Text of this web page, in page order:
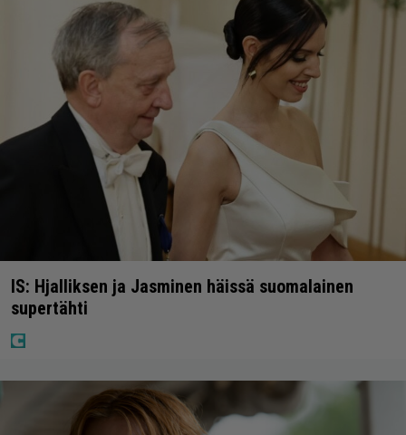
IS: Hjalliksen ja Jasminen häissä suomalainen
supertähti